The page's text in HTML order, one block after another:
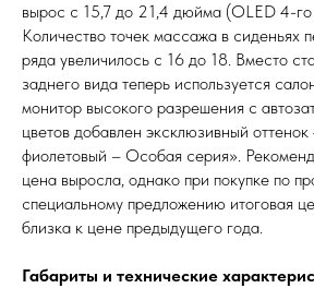
вырос с 15,7 до 21,4 дюйма (OLED 4-го
Количество точек массажа в сиденьях
ряда увеличилось с 16 до 18. Вместо
заднего вида теперь используется
монитор высокого разрешения с
цветов добавлен эксклюзивный
фиолетовый – Особая серия».
цена выросла, однако при покупке по
специальному предложению итоговая
близка к цене предыдущего года.
Габариты и технические